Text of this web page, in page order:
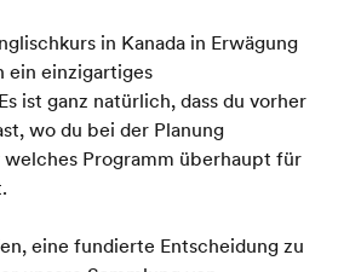
in Kanada in Erwägung
ein einzigartiges
ist ganz natürlich, dass du vorher
wo du bei der Planung
Programm überhaupt für
eine fundierte Entscheidung zu